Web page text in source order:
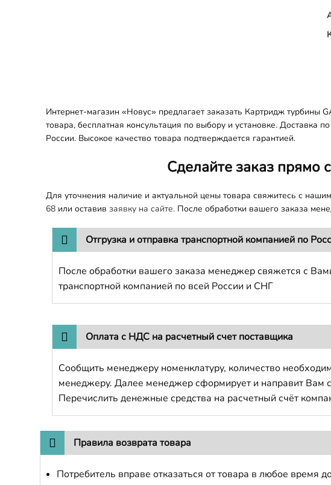
Интернет-магазин «Новус» предлагает заказать Картридж
товара, бесплатная консультация по выбору и установке. Доставка
России. Высокое качество товара подтверждается гарантией.
Сделайте заказ прямо
Для уточнения наличие и актуальной цены товара свяжитесь с
68 или оставив заявку на сайте. После обработки вашего заказа
Отгрузка и отправка транспортной компанией по
После обработки вашего заказа менеджер свяжется с
транспортной компанией по всей России и СНГ
Оплата с НДС на расчетный счет поставщика
Сообщить менеджеру номенклатуру, количество
менеджеру. Далее менеджер сформирует и направит Вам
Перечислить денежные средства на расчетный счёт
Правила возврата товара
Потребитель вправе отказаться от товара в любое время